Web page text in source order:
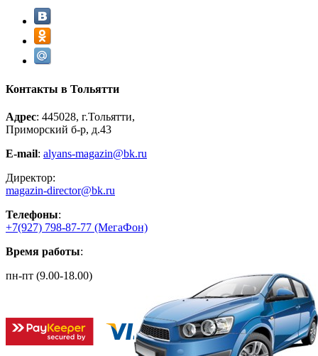
Контакты в Тольятти
Адрес: 445028, г.Тольятти,
Приморский б-р, д.43
E-mail: alyans-magazin@bk.ru
Директор:
magazin-director@bk.ru
Телефоны:
+7(927) 798-87-77 (МегаФон)
Время работы:
пн-пт (9.00-18.00)